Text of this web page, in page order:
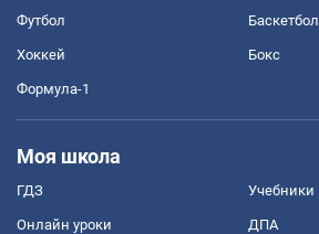
Футбол Баскетбол
Хоккей Бокс
Формула-1
Моя школа
ГДЗ Учебники
Онлайн уроки ДПА